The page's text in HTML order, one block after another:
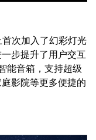
次加入了幻彩灯光
步提升了用户交互
能音箱，支持超级
影院等更多便捷的